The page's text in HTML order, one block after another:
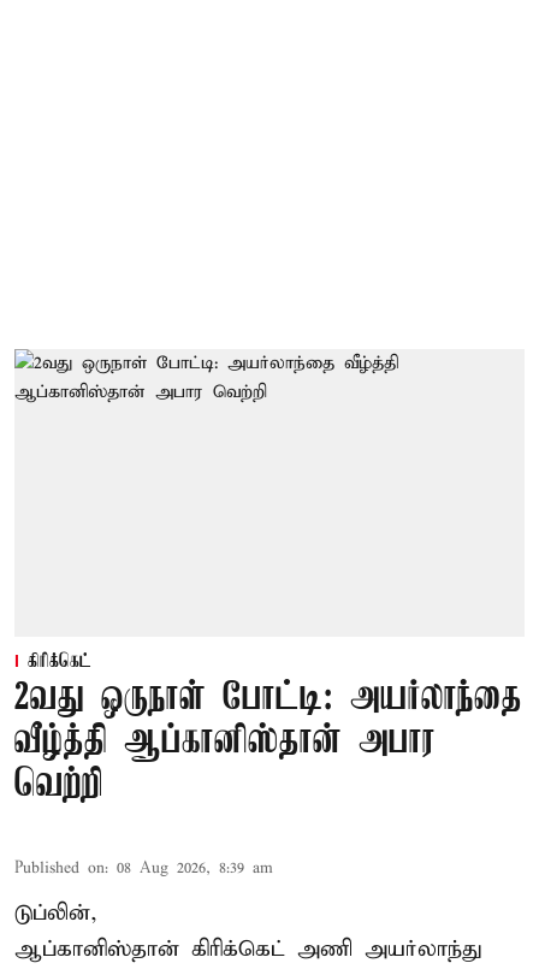
கிரிக்கெட்
2வது ஒருநாள் போட்டி: அயர்லாந்தை
வீழ்த்தி ஆப்கானிஸ்தான் அபார
வெற்றி
Published on: 08 Aug 2026, 8:39 am
டுப்லின்,
ஆப்கானிஸ்தான் கிரிக்கெட் அணி அயர்லாந்து